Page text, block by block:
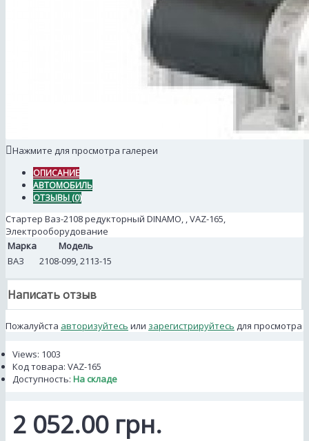
Нажмите для просмотра галереи
ОПИСАНИЕ
АВТОМОБИЛЬ
ОТЗЫВЫ (0)
Стартер Ваз-2108 редукторный DINAMO, , VAZ-165,
Электрооборудование
Марка
Модель
ВАЗ
2108-099, 2113-15
Написать отзыв
Пожалуйста авторизуйтесь или зарегистрируйтесь для просмотра
Views: 1003
Код товара: VAZ-165
Доступность: На складе
2 052.00 грн.